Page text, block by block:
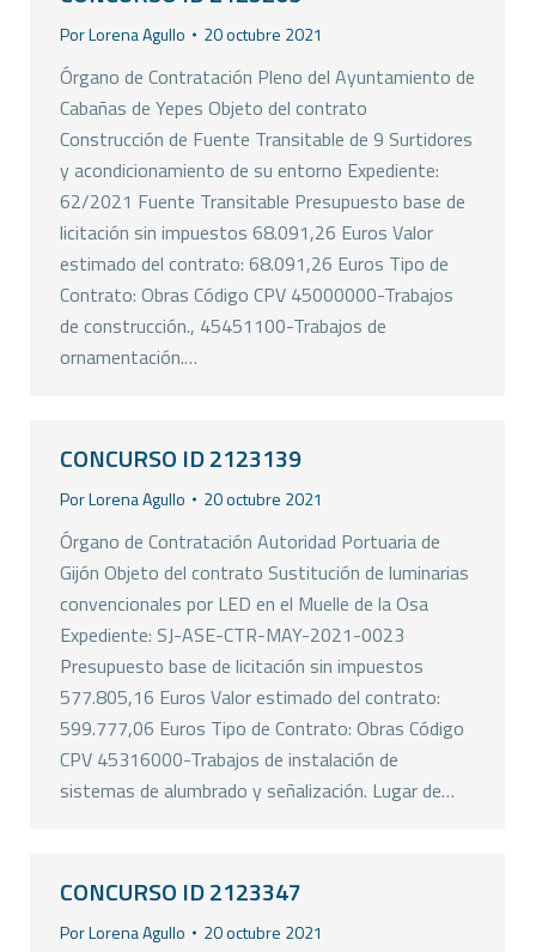
PorLorena Agullo 20 octubre 2021
Órgano de Contratación Pleno del Ayuntamiento de
Cabañas de Yepes Objeto del contrato
Construcción de Fuente Transitable de 9 Surtidores
y acondicionamiento de su entorno Expediente:
62/2021 Fuente Transitable Presupuesto base de
licitación sin impuestos 68.091,26 Euros Valor
estimado del contrato: 68.091,26 Euros Tipo de
Contrato: Obras Código CPV 45000000-Trabajos
de construcción., 45451100-Trabajos de
ornamentación.…
CONCURSO ID 2123139
PorLorena Agullo 20 octubre 2021
Órgano de Contratación Autoridad Portuaria de
Gijón Objeto del contrato Sustitución de luminarias
convencionales por LED en el Muelle de la Osa
Expediente: SJ-ASE-CTR-MAY-2021-0023
Presupuesto base de licitación sin impuestos
577.805,16 Euros Valor estimado del contrato:
599.777,06 Euros Tipo de Contrato: Obras Código
CPV 45316000-Trabajos de instalación de
sistemas de alumbrado y señalización. Lugar de…
CONCURSO ID 2123347
PorLorena Agullo 20 octubre 2021